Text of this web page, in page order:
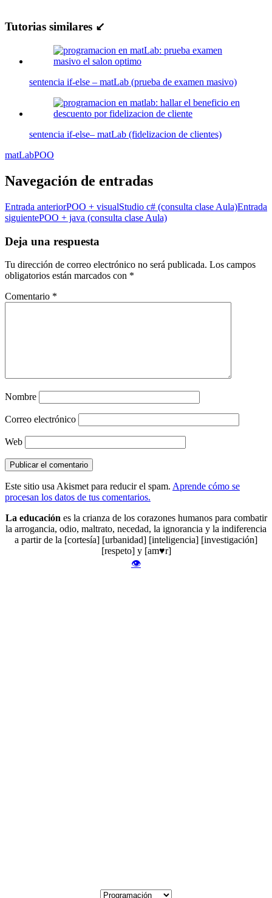
Tutorias similares ↙
sentencia if-else – matLab (prueba de examen masivo)
sentencia if-else– matLab (fidelizacion de clientes)
matLabPOO
Navegación de entradas
Entrada anteriorPOO + visualStudio c# (consulta clase Aula)Entrada
siguientePOO + java (consulta clase Aula)
Deja una respuesta
Tu dirección de correo electrónico no será publicada. Los campos
obligatorios están marcados con *
Comentario *
Nombre
Correo electrónico
Web
Este sitio usa Akismet para reducir el spam. Aprende cómo se
procesan los datos de tus comentarios.
La educaciónes la crianza de los corazones humanos para combatir
la arrogancia, odio, maltrato, necedad, la ignorancia y la indiferencia
a partir de la [cortesía] [urbanidad] [inteligencia] [investigación]
[respeto] y [am♥r]
👁